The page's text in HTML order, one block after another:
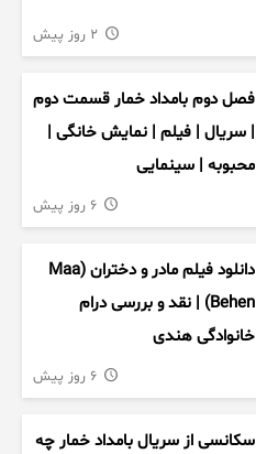
فصل دوم بامداد خمار قسمت دوم
| سریال | فیلم | نمایش خانگی |
محبوبه | سینمایی
دانلود فیلم مادر و دختران (Maa
Behen) | نقد و بررسی درام
خانوادگی هندی
سکانسی از سریال بامداد خمار چه